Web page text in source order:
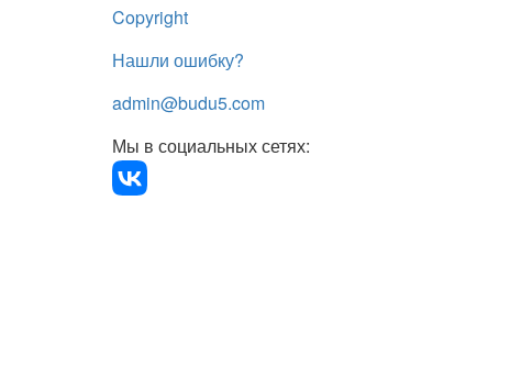
Copyright
Нашли ошибку?
admin@budu5.com
Мы в социальных сетях: